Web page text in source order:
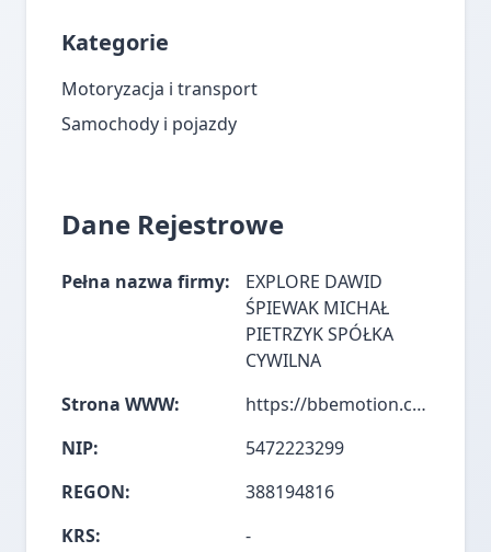
Kategorie
Motoryzacja i transport
Samochody i pojazdy
Dane Rejestrowe
Pełna nazwa firmy:
EXPLORE DAWID
ŚPIEWAK MICHAŁ
PIETRZYK SPÓŁKA
CYWILNA
Strona WWW:
https://bbemotion.com/
NIP:
5472223299
REGON:
388194816
KRS:
-